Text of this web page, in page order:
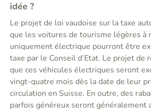
idée ?
Le projet de loi vaudoise sur la taxe
que les voitures de tourisme légères à
uniquement électrique pourront être
taxe par le Conseil d’Etat. Le projet de
que ces véhicules électriques seront
vingt-quatre mois dès la date de leur
circulation en Suisse. En outre, des
parfois généreux seront généralement